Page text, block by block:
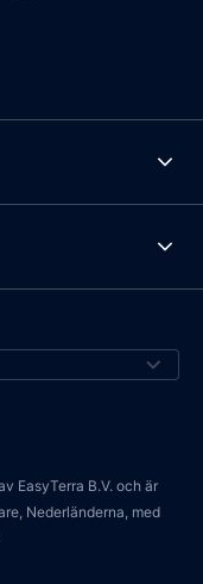
EasyTerra B.V. och är
Nederländerna, med